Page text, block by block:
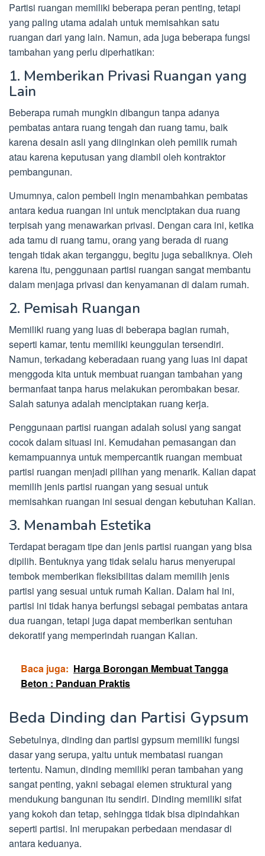
Partisi ruangan memiliki beberapa peran penting, tetapi
yang paling utama adalah untuk memisahkan satu
ruangan dari yang lain. Namun, ada juga beberapa fungsi
tambahan yang perlu diperhatikan:
1. Memberikan Privasi Ruangan yang
Lain
Beberapa rumah mungkin dibangun tanpa adanya
pembatas antara ruang tengah dan ruang tamu, baik
karena desain asli yang diinginkan oleh pemilik rumah
atau karena keputusan yang diambil oleh kontraktor
pembangunan.
Umumnya, calon pembeli ingin menambahkan pembatas
antara kedua ruangan ini untuk menciptakan dua ruang
terpisah yang menawarkan privasi. Dengan cara ini, ketika
ada tamu di ruang tamu, orang yang berada di ruang
tengah tidak akan terganggu, begitu juga sebaliknya. Oleh
karena itu, penggunaan partisi ruangan sangat membantu
dalam menjaga privasi dan kenyamanan di dalam rumah.
2. Pemisah Ruangan
Memiliki ruang yang luas di beberapa bagian rumah,
seperti kamar, tentu memiliki keunggulan tersendiri.
Namun, terkadang keberadaan ruang yang luas ini dapat
menggoda kita untuk membuat ruangan tambahan yang
bermanfaat tanpa harus melakukan perombakan besar.
Salah satunya adalah menciptakan ruang kerja.
Penggunaan partisi ruangan adalah solusi yang sangat
cocok dalam situasi ini. Kemudahan pemasangan dan
kemampuannya untuk mempercantik ruangan membuat
partisi ruangan menjadi pilihan yang menarik. Kalian dapat
memilih jenis partisi ruangan yang sesuai untuk
memisahkan ruangan ini sesuai dengan kebutuhan Kalian.
3. Menambah Estetika
Terdapat beragam tipe dan jenis partisi ruangan yang bisa
dipilih. Bentuknya yang tidak selalu harus menyerupai
tembok memberikan fleksibilitas dalam memilih jenis
partisi yang sesuai untuk rumah Kalian. Dalam hal ini,
partisi ini tidak hanya berfungsi sebagai pembatas antara
dua ruangan, tetapi juga dapat memberikan sentuhan
dekoratif yang memperindah ruangan Kalian.
Baca juga: Harga Borongan Membuat Tangga
Beton : Panduan Praktis
Beda Dinding dan Partisi Gypsum
Sebetulnya, dinding dan partisi gypsum memiliki fungsi
dasar yang serupa, yaitu untuk membatasi ruangan
tertentu. Namun, dinding memiliki peran tambahan yang
sangat penting, yakni sebagai elemen struktural yang
mendukung bangunan itu sendiri. Dinding memiliki sifat
yang kokoh dan tetap, sehingga tidak bisa dipindahkan
seperti partisi. Ini merupakan perbedaan mendasar di
antara keduanya.